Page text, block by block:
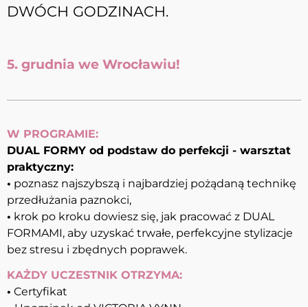
DWÓCH GODZINACH.
5. grudnia we Wrocławiu!
W PROGRAMIE:
DUAL FORMY od podstaw do perfekcji - warsztat
praktyczny:
• poznasz najszybszą i najbardziej pożądaną technikę
przedłużania paznokci,
• krok po kroku dowiesz się, jak pracować z DUAL
FORMAMI, aby uzyskać trwałe, perfekcyjne stylizacje
bez stresu i zbędnych poprawek.
KAŻDY UCZESTNIK OTRZYMA:
• Certyfikat